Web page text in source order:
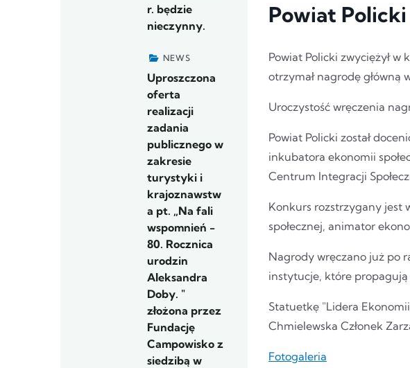
Powiat
Powiat Policki zwyciężył
otrzymał nagrodę główną
Uroczystość wręczenia
Powiat Policki został
inkubatora ekonomii
Centrum Integracji
Konkurs rozstrzygany jest
społecznej, animator
Nagrody wręczano już po
instytucje, które propagują
Statuetkę "Lidera
Chmielewska Członek
Fotogaleria
r. będzie
nieczynny.
NEWS
Uproszczona
oferta
realizacji
zadania
publicznego w
zakresie
turystyki i
krajoznawstw
a pt. „Na fali
wspomnień -
80. Rocznica
urodzin
Aleksandra
Doby. "
złożona przez
Fundację
Campowisko z
siedzibą w